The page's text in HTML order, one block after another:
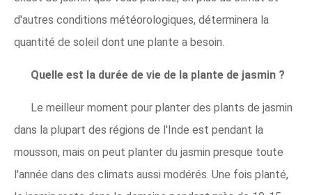
d'autres conditions météorologiques, déterminera la
quantité de soleil dont une plante a besoin.
Quelle est la durée de vie de la plante de jasmin ?
Le meilleur moment pour planter des plants de jasmin
dans la plupart des régions de l'Inde est pendant la
mousson, mais on peut planter du jasmin presque toute
l'année dans des climats aussi modérés. Une fois planté,